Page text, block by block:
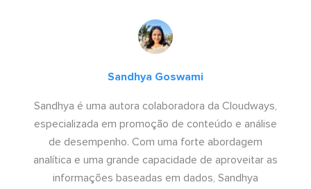
Sandhya Goswami
Sandhya é uma autora colaboradora da Cloudways,
especializada em promoção de conteúdo e análise
de desempenho. Com uma forte abordagem
analítica e uma grande capacidade de aproveitar as
informações baseadas em dados, Sandhya